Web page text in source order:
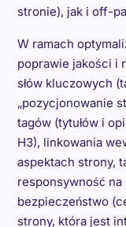
stronie), jak i off-
W ramach
poprawie jakości i
słów kluczowych
„pozycjonowanie
tagów (tytułów i
H3), linkowania
aspektach strony,
responsywność
bezpieczeństwo
strony, która jest